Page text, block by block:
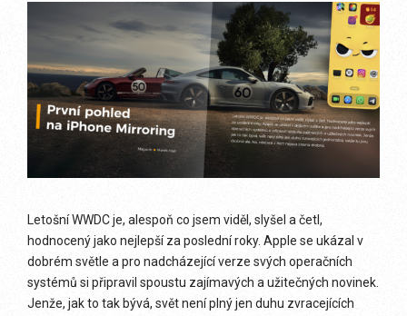
Letošní WWDC je, alespoň co jsem viděl, slyšel a četl,
hodnocený jako nejlepší za poslední roky. Apple se ukázal v
dobrém světle a pro nadcházející verze svých operačních
systémů si připravil spoustu zajímavých a užitečných novinek.
Jenže, jak to tak bývá, svět není plný jen duhu zvracejících